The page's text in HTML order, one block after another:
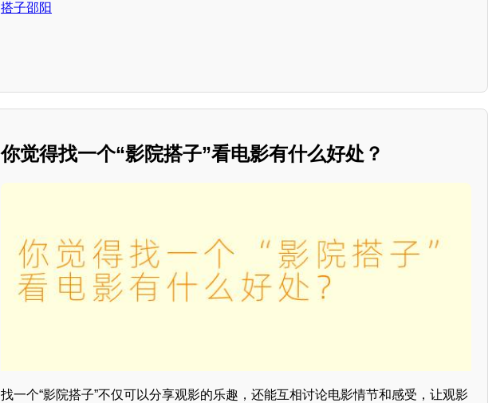
搭子邵阳
你觉得找一个“影院搭子”看电影有什么好处？
找一个“影院搭子”不仅可以分享观影的乐趣，还能互相讨论电影情节和感受，让观影